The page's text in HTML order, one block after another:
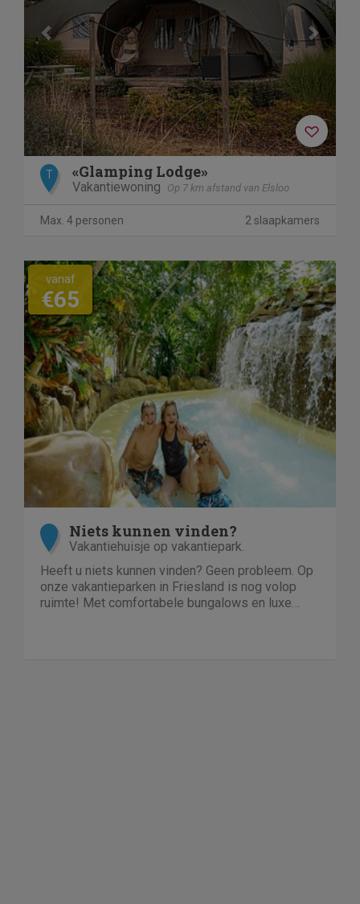
T «Glamping Lodge»
Vakantiewoning Op 7 km afstand van Elsloo
Max. 4 personen 2 slaapkamers
vanaf
€65
Niets kunnen vinden?
Vakantiehuisje op vakantiepark.
Heeft u niets kunnen vinden? Geen probleem. Op
onze vakantieparken in Friesland is nog volop
ruimte! Met comfortabele bungalows en luxe